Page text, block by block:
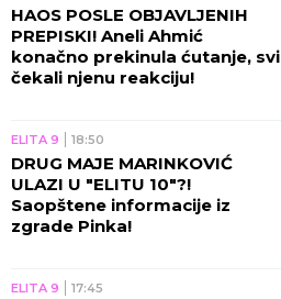
HAOS POSLE OBJAVLJENIH
PREPISKI! Aneli Ahmić
konačno prekinula ćutanje, svi
čekali njenu reakciju!
ELITA 9 18:50
DRUG MAJE MARINKOVIĆ
ULAZI U "ELITU 10"?!
Saopštene informacije iz
zgrade Pinka!
ELITA 9 17:45